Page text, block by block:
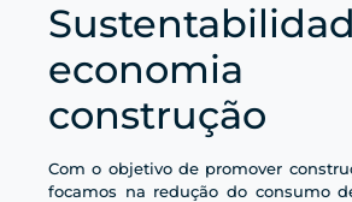
construção
Com o objetivo de promover
focamos na redução do consumo